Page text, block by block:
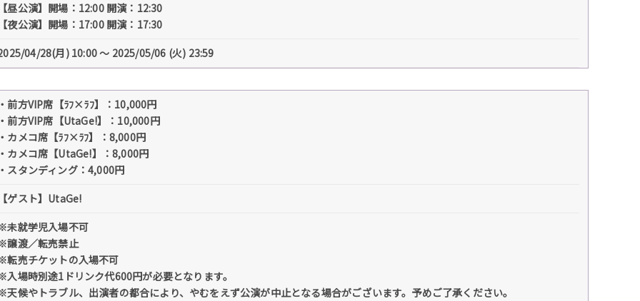
昼公演】開場：12:00 開演：12:30
夜公演】開場：17:00 開演：17:30
04/28(月) 10:00 〜 2025/05/06 (火) 23:59
前方VIP席【ﾗﾌ×ﾗﾌ】：10,000円
前方VIP席【UtaGe!】：10,000円
カメコ席【ﾗﾌ×ﾗﾌ】：8,000円
カメコ席【UtaGe!】：8,000円
スタンディング：4,000円
ゲスト】UtaGe!
未就学児入場不可
譲渡／転売禁止
転売チケットの入場不可
入場時別途1ドリンク代600円が必要となります。
天候やトラブル、出演者の都合により、やむをえず公演が中止となる場合がございます。予めご了承ください。